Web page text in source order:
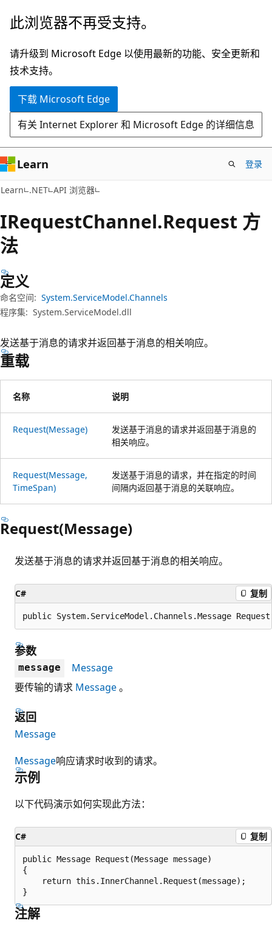
跳
主
要
内
跳
页
内
导
此浏览器不再受支持。
请升级到 Microsoft Edge 以使用最新的功能、安全更新和
技术支持。
下载 Microsoft Edge
有关 Internet Explorer 和 Microsoft Edge 的详细信息
Learn 登录
Learn .NET API 浏览器
IRequestChannel.Request 方
法
定义
命名空间: System.ServiceModel.Channels
程序集: System.ServiceModel.dll
发送基于消息的请求并返回基于消息的相关响应。
重载
名称 说明
Request(Message)
发送基于消息的请求并返回基于消息的
相关响应。
Request(Message,
TimeSpan)
发送基于消息的请求，并在指定的时间
间隔内返回基于消息的关联响应。
Request(Message)
发送基于消息的请求并返回基于消息的相关响应。
C# 复制
public System.ServiceModel.Channels.Message
参数
message
Message
要传输的请求 Message。
返回
Message
Message响应请求时收到的请求。
示例
以下代码演示如何实现此方法：
C# 复制
public Message Request(Message message)
{
    return this.InnerChannel.Request(message);
注解